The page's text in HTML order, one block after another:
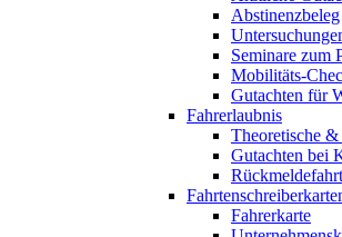
Abstinenzbeleg
Seminare zum
Mobilitäts-
Gutachten für
Fahrerlaubnis
Theoretische
Gutachten bei
Fahrerkarte